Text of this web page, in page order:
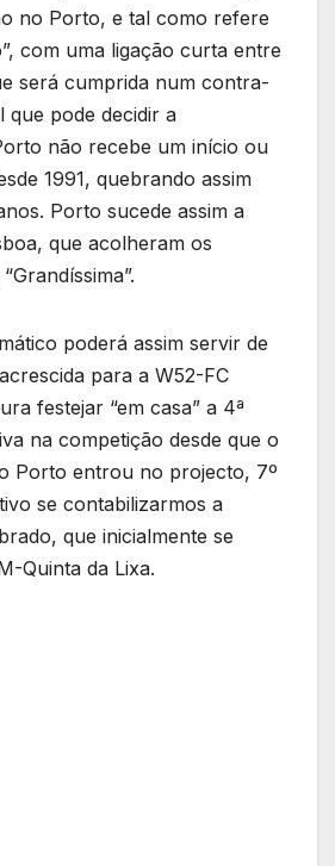
no Porto, e tal como refere
com uma ligação curta entre
será cumprida num contra-
que pode decidir a
não recebe um início ou
1991, quebrando assim
Porto sucede assim a
que acolheram os
poderá assim servir de
para a W52-FC
festejar “em casa” a 4ª
na competição desde que o
Porto entrou no projecto, 7º
se contabilizarmos a
que inicialmente se
Quinta da Lixa.